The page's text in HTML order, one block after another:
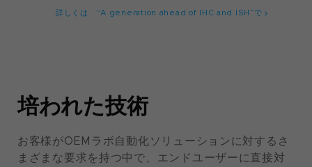
詳しくは “A generation ahead of IHC and ISH”で
培われた技術
お客様がOEMラボ自動化ソリューションに対するさ
まざまな要求を持つ中で、エンドユーザーに直接対